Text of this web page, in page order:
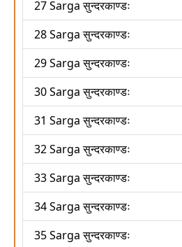
27 Sarga सुन्दरकाण्डः
28 Sarga सुन्दरकाण्डः
29 Sarga सुन्दरकाण्डः
30 Sarga सुन्दरकाण्डः
31 Sarga सुन्दरकाण्डः
32 Sarga सुन्दरकाण्डः
33 Sarga सुन्दरकाण्डः
34 Sarga सुन्दरकाण्डः
35 Sarga सुन्दरकाण्डः